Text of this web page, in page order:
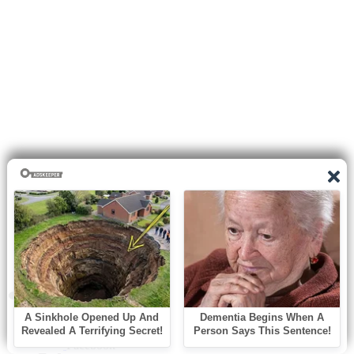
0 shares
Facebook